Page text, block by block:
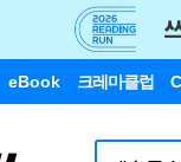
eBook 크레마클럽